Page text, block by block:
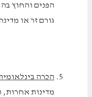
הפנים והחוץ
גורם זר או
הכרה
מדינות אחרות,